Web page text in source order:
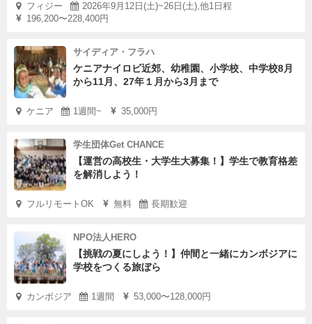
フィジー
2026年9月12日(土)~26日(土),他1日程
196,200〜228,400円
サイディア・フラハ
ケニアナイロビ近郊、幼稚園、小学校、中学校8月
から11月、27年１月から3月まで
ケニア 1週間~ 35,000円
学生団体Get CHANCE
【運営の高校生・大学生大募集！】学生で教育格差
を解消しよう！
フルリモートOK 無料 長期歓迎
NPO法人HERO
【挑戦の夏にしよう！】仲間と一緒にカンボジアに
学校をつくる旅ぼら
カンボジア 1週間 53,000〜128,000円